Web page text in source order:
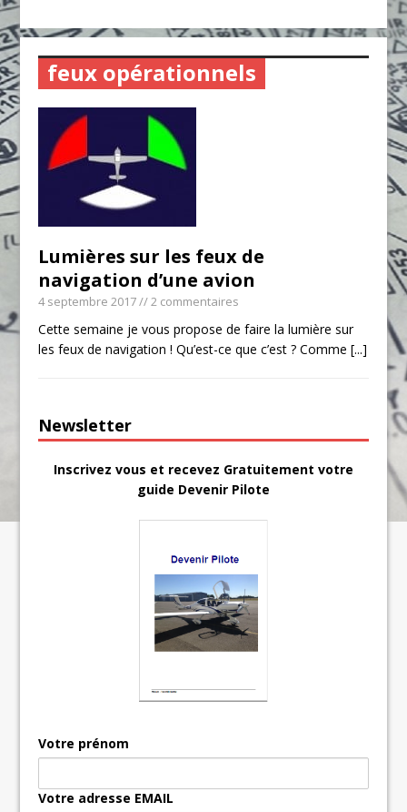
feux opérationnels
Lumières sur les feux de
navigation d’une avion
4 septembre 2017// 2 commentaires
Cette semaine je vous propose de faire la lumière sur
les feux de navigation ! Qu’est-ce que c’est ? Comme[...]
Newsletter
Inscrivez vous et recevez Gratuitement votre
guide Devenir Pilote
Votre prénom
Votre adresse EMAIL